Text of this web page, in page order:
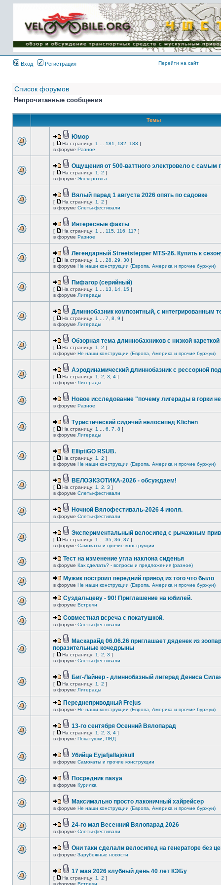
Имя пользователя:
Пароль:
{ LOG_ME_IN_SHORT
}
Вход
Регистрация Перейти на сайт
Список форумов
Непрочитанные сообщения
Темы
Юмор
[ На страницу: 1 181 182 183 ]
в форуме Разное
Ощущения от 500-ваттного электровело с самым
[ На страницу: 1 2 ]
в форуме Электротяга
Вялый парад 1 августа 2026 опять по садовке
[ На страницу: 1 2 ]
в форуме Слеты-фестивали
Интересные факты
[ На страницу: 1 115 116 117 ]
в форуме Разное
Легендарный Streetstepper MTS-26. Купить к
[ На страницу: 1 28 29 30 ]
в форуме Не наши конструкции (Европа, Америка и прочие буржуи)
Пифагор (серийный)
[ На страницу: 1 13 14 15 ]
в форуме Лигерады
Длиннобазник композитный, с интегрированным
[ На страницу: 1 7 8 9 ]
в форуме Лигерады
Обзорная тема длиннобахников с низкой кареткой
[ На страницу: 1 2 ]
в форуме Не наши конструкции (Европа, Америка и прочие буржуи)
Аэродинамический длиннобазник с рессорной
[ На страницу: 1 2 3 4 ]
в форуме Лигерады
Новое исследование "почему лигерады в горки
в форуме Разное
Туристический сидячий велосипед Klichen
[ На страницу: 1 6 7 8 ]
в форуме Лигерады
ElliptiGO RSUB.
[ На страницу: 1 2 ]
в форуме Не наши конструкции (Европа, Америка и прочие буржуи)
ВЕЛОЭКЗОТИКА-2026 - обсуждаем!
[ На страницу: 1 2 3 ]
в форуме Слеты-фестивали
Ночной Вялофестиваль-2026 4 июля.
в форуме Слеты-фестивали
Экспериментальный велосипед с рычажным
[ На страницу: 1 35 36 37 ]
в форуме Самокаты и прочие конструкции
Тест на изменение угла наклона сиденья
в форуме Как сделать? - вопросы и предложения (разное)
Мужик построил передний привод из того что было
в форуме Не наши конструкции (Европа, Америка и прочие буржуи)
Суздальцеву - 90! Приглашение на юбилей.
в форуме Встречи
Совместная всреча с покатушкой.
в форуме Слеты-фестивали
Маскарайд 06.06.26 приглашает дяденек из
поразительные кочедрыны
[ На страницу: 1 2 3 ]
в форуме Слеты-фестивали
Биг-Лайнер - длиннобазный лигерад Дениса
[ На страницу: 1 2 ]
в форуме Лигерады
Переднеприводный Frejus
в форуме Не наши конструкции (Европа, Америка и прочие буржуи)
13-го сентября Осенний Вялопарад
[ На страницу: 1 2 3 4 ]
в форуме Покатушки, ПВД
Убийца Eyjafjallajökull
в форуме Самокаты и прочие конструкции
Посредник nasya
в форуме Курилка
Максимально просто лаконичный хайрейсер
в форуме Не наши конструкции (Европа, Америка и прочие буржуи)
24-го мая Весенний Вялопарад 2026
в форуме Слеты-фестивали
Они таки сделали велосипед на генераторе без
в форуме Зарубежные новости
17 мая 2026 клубный день 40 лет КЭБу
[ На страницу: 1 2 ]
в форуме Встречи